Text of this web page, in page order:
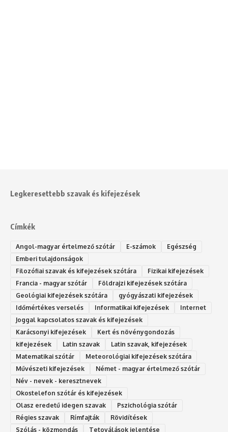
Legkeresettebb szavak és kifejezések
Címkék
Angol-magyar értelmező szótár E-számok
Egészség
Emberi tulajdonságok
Filozófiai szavak és kifejezések szótára
Fizikai kifejezések
Francia - magyar szótár
Földrajzi kifejezések szótára
Geológiai kifejezések szótára
gyógyászati kifejezések
Időmértékes verselés
Informatikai kifejezések
Internet
Joggal kapcsolatos szavak és kifejezések
Karácsonyi kifejezések
Kert és növénygondozás
kifejezések
Latin szavak
Latin szavak, kifejezések
Matematikai szótár
Meteorológiai kifejezések szótára
Művészeti kifejezések
Német - magyar értelmező szótár
Név - nevek - keresztnevek
Okostelefon szótár és kifejezések
Olasz eredetű idegen szavak
Ps‮gólohciz‬ia s‮átóz‬r
Régies szavak
Rímfajták
Rövidítések
Szólás - közmondás
Tetoválások jelentése